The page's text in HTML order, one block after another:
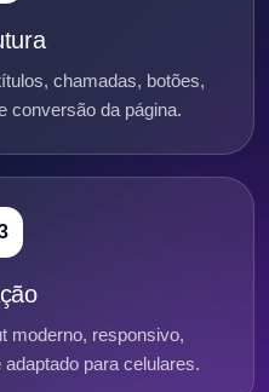
chamadas, botões,
conversão da página.
moderno, responsivo,
para celulares.